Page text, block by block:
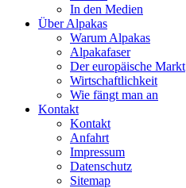
In den Medien
Über Alpakas
Warum Alpakas
Alpakafaser
Der europäische Markt
Wirtschaftlichkeit
Wie fängt man an
Kontakt
Kontakt
Anfahrt
Impressum
Datenschutz
Sitemap